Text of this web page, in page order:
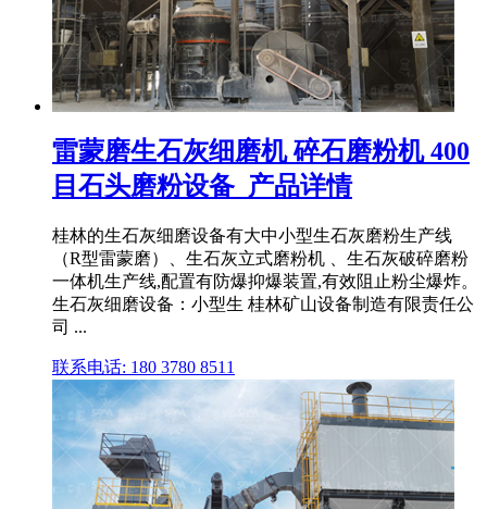
雷蒙磨生石灰细磨机 碎石磨粉机 400
目石头磨粉设备_产品详情
桂林的生石灰细磨设备有大中小型生石灰磨粉生产线
（R型雷蒙磨）、生石灰立式磨粉机 、生石灰破碎磨粉
一体机生产线,配置有防爆抑爆装置,有效阻止粉尘爆炸。
生石灰细磨设备：小型生 桂林矿山设备制造有限责任公
司 ...
联系电话: 180 3780 8511